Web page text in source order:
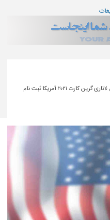
لاتاری چیست؟ چطور می‌توان برای گرفتن لاتاری گرین کارت ۲۰۲۱ آمریکا ثبت نام